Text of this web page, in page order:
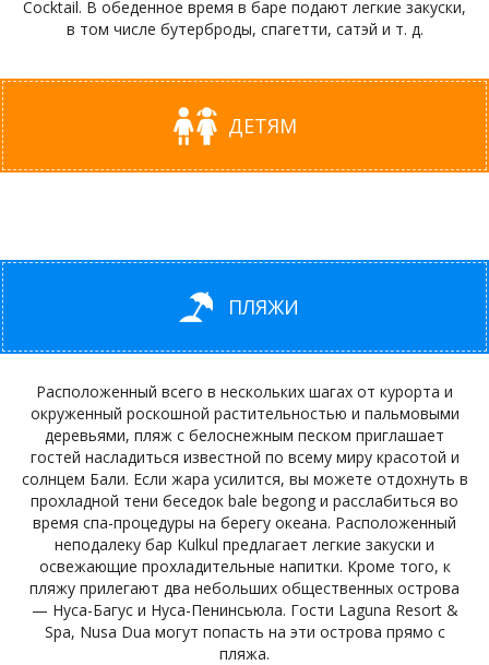
Cocktail. В обеденное время в баре подают легкие закуски,
в том числе бутерброды, спагетти, сатэй и т. д.
ДЕТЯМ
ПЛЯЖИ
Расположенный всего в нескольких шагах от курорта и
окруженный роскошной растительностью и пальмовыми
деревьями, пляж с белоснежным песком приглашает
гостей насладиться известной по всему миру красотой и
солнцем Бали. Если жара усилится, вы можете отдохнуть в
прохладной тени беседок bale begong и расслабиться во
время спа-процедуры на берегу океана. Расположенный
неподалеку бар Kulkul предлагает легкие закуски и
освежающие прохладительные напитки. Кроме того, к
пляжу прилегают два небольших общественных острова
— Нуса-Багус и Нуса-Пенинсьюла. Гости Laguna Resort &
Spa, Nusa Dua могут попасть на эти острова прямо с
пляжа.